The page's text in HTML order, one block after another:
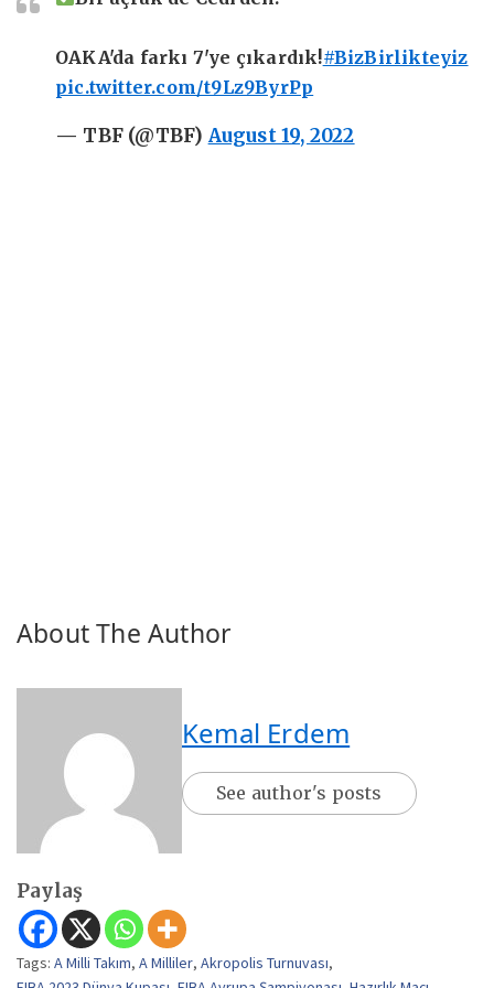
OAKA'da farkı 7'ye çıkardık!#BizBirlikteyiz
pic.twitter.com/t9Lz9ByrPp
— TBF (@TBF) August 19, 2022
About The Author
Kemal Erdem
See author's posts
Paylaş
Tags: A Milli Takım, A Milliler, Akropolis Turnuvası,